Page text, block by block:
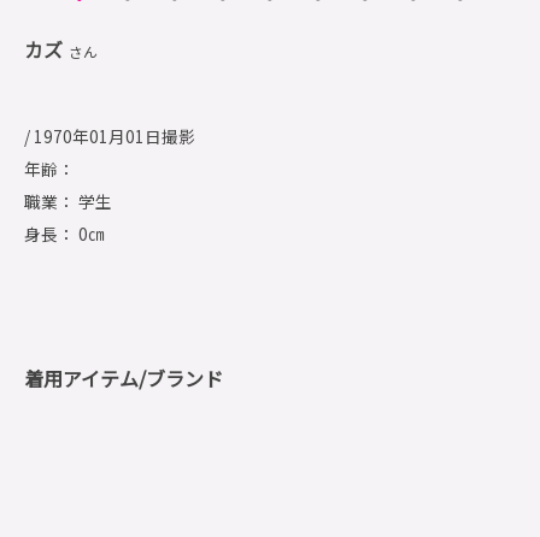
カズ さん
/ 1970年01月01日撮影
年齢：
職業： 学生
身長： 0㎝
着用アイテム/ブランド